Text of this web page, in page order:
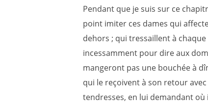
Pendant que je suis sur ce
point imiter ces dames qui
dehors ; qui tressaillent à
incessamment pour dire aux
mangeront pas une bouchée à
qui le reçoivent à son retour
tendresses, en lui demandant